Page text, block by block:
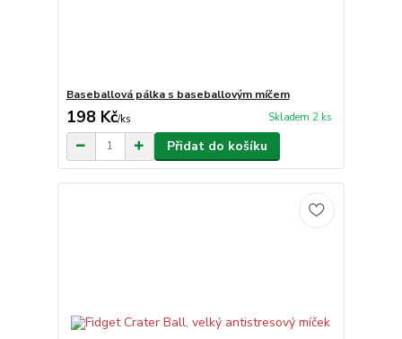
Baseballová pálka s baseballovým míčem
198 Kč/ks Skladem 2 ks
Přidat do košíku